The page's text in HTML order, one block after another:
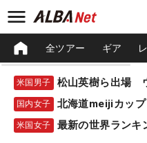
全ツアー ギア
米国男子
国内女子 北海道meijiカッ
米国女子 最新の世界ランキ